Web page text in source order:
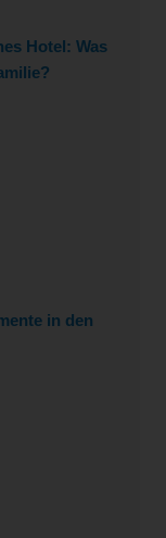
Hotel: Was
in den